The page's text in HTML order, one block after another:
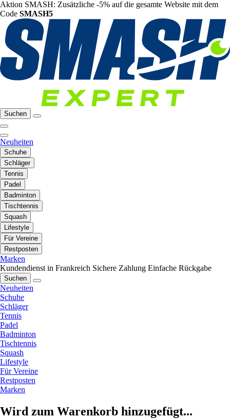
Aktion SMASH: Zusätzliche -5% auf die gesamte Website mit dem
Code SMASH5
Suchen
Neuheiten
Schuhe
Schläger
Tennis
Padel
Badminton
Tischtennis
Squash
Lifestyle
Für Vereine
Restposten
Marken
Kundendienst in Frankreich Sichere Zahlung Einfache Rückgabe
Suchen
Neuheiten
Schuhe
Schläger
Tennis
Padel
Badminton
Tischtennis
Squash
Lifestyle
Für Vereine
Restposten
Marken
Wird zum Warenkorb hinzugefügt...